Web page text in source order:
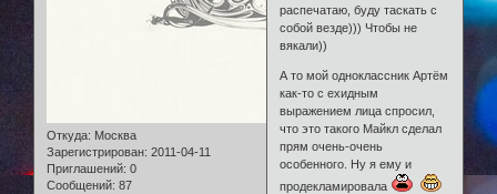
Откуда: Москва
Зарегистрирован: 2011-04-11
Приглашений: 0
Сообщений: 87
распечатаю, буду таскать с
собой везде))) Чтобы не
вякали))
А то мой одноклассник Артём
как-то с ехидным
выражением лица спросил,
что это такого Майкл сделал
прям очень-очень
особенного. Ну я ему и
продекламировала